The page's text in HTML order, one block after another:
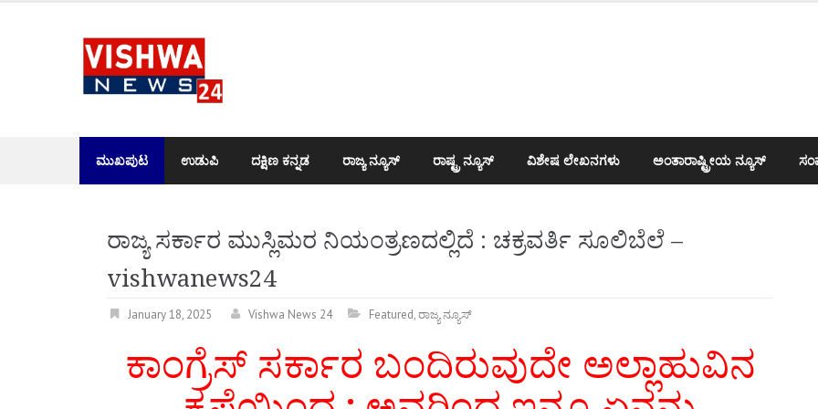
ಮುಖಪುಟ ಉಡುಪಿ ದಕ್ಷಿಣ ಕನ್ನಡ ರಾಜ್ಯ ನ್ಯೂಸ್ ರಾಷ್ಟ್ರ ನ್ಯೂಸ್ ವಿಶೇಷ ಲೇಖನಗಳು ಅಂತಾರಾಷ್ಟ್ರೀಯ ನ್ಯೂಸ್
ರಾಜ್ಯ ಸರ್ಕಾರ ಮುಸ್ಲಿಮರ ನಿಯಂತ್ರಣದಲ್ಲಿದೆ : ಚಕ್ರವರ್ತಿ ಸೂಲಿಬೆಲೆ –
vishwanews24
January 18, 2025 Vishwa News 24 Featured,ರಾಜ್ಯ ನ್ಯೂಸ್
ಕಾಂಗ್ರೆಸ್ ಸರ್ಕಾರ ಬಂದಿರುವುದೇ ಅಲ್ಲಾಹುವಿನ